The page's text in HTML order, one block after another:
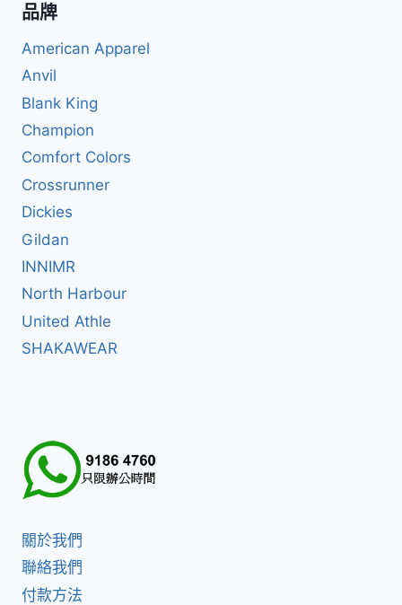
品牌
American Apparel
Anvil
Blank King
Champion
Comfort Colors
Crossrunner
Dickies
Gildan
INNIMR
North Harbour
United Athle
SHAKAWEAR
關於我們
聯絡我們
付款方法